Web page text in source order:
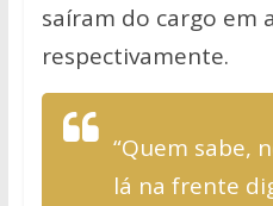
saíram do cargo em
respectivamente.
“Quem sabe,
lá na frente